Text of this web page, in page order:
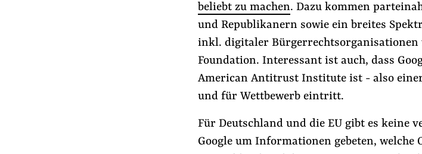
beliebt zu machen. Dazu kommen
und Republikanern sowie ein breites
inkl. digitaler Bürgerrechtsorganisationen
Foundation. Interessant ist auch, dass
American Antitrust Institute ist - also
und für Wettbewerb eintritt.
Für Deutschland und die EU gibt es keine
Google um Informationen gebeten,